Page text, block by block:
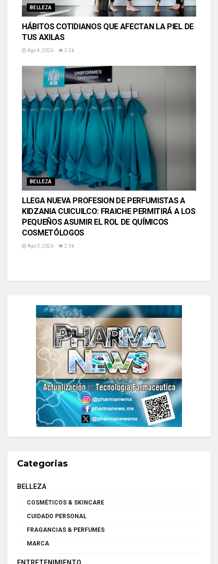
BELLEZA
HÁBITOS COTIDIANOS QUE AFECTAN LA PIEL DE
TUS AXILAS
Ago 4, 2026 2.5k
BELLEZA
LLEGA NUEVA PROFESION DE PERFUMISTAS A
KIDZANIA CUICUILCO: FRAICHE PERMITIRÁ A LOS
PEQUEÑOS ASUMIR EL ROL DE QUÍMICOS
COSMETÓLOGOS
Ago 3, 2026 2.5k
Categorias
BELLEZA
COSMÉTICOS & SKINCARE
CUIDADO PERSONAL
FRAGANCIAS & PERFUMES
MARCA
ENTRETENIMIENTO